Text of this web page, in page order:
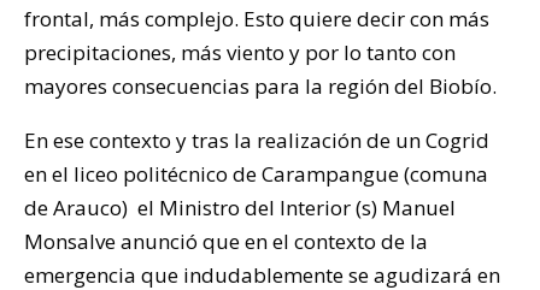
frontal, más complejo. Esto quiere decir con más
precipitaciones, más viento y por lo tanto con
mayores consecuencias para la región del Biobío.
En ese contexto y tras la realización de un Cogrid
en el liceo politécnico de Carampangue (comuna
de Arauco) el Ministro del Interior (s) Manuel
Monsalve anunció que en el contexto de la
emergencia que indudablemente se agudizará en